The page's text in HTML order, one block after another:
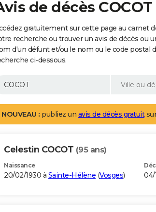
de décès COCOT
gratuitement sur cette page au carnet
recherche ou trouver un avis de décès ou
d'un défunt et/ou le nom ou le code postal
ci-dessous.
NOUVEAU : publiez un avis de décès gratuit
Celestin COCOT (95 ans)
Naissance
20/02/1930 à Sainte-Hélène (Vosges) 04/